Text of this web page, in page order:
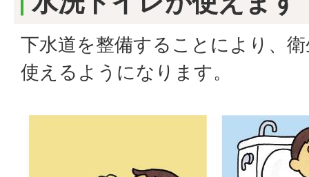
下水道を整備することにより、
使えるようになります。